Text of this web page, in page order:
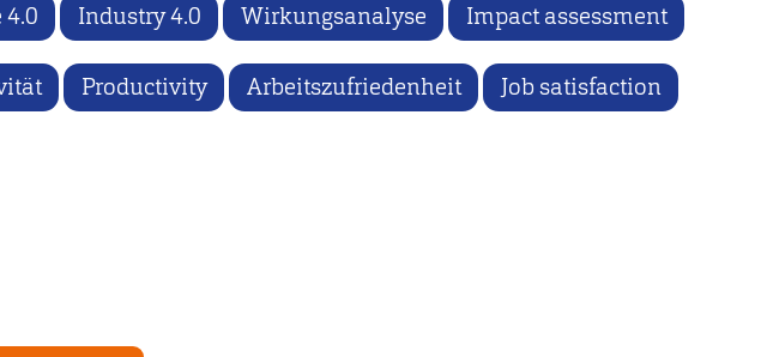
Industry 4.0 Wirkungsanalyse Impact assessment
Productivity Arbeitszufriedenheit Job satisfaction